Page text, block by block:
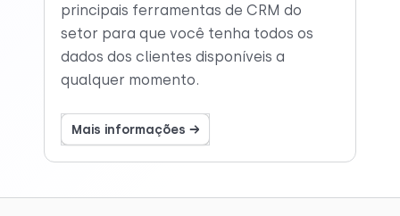
principais ferramentas de CRM do
setor para que você tenha todos os
dados dos clientes disponíveis a
qualquer momento.
Mais informações →